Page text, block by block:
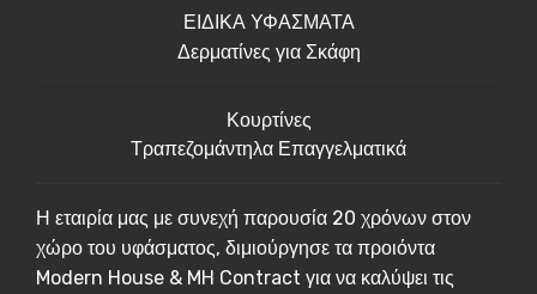
ΕΙΔΙΚΑ ΥΦΑΣΜΑΤΑ
Δερματίνες για Σκάφη
Κουρτίνες
Τραπεζομάντηλα Επαγγελματικά
Η εταιρία μας με συνεχή παρουσία 20 χρόνων στον
χώρο του υφάσματος, διμιούργησε τα προιόντα
Modern House & MH Contract για να καλύψει τις